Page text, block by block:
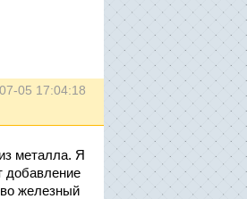
05 17:04:18
металла. Я
добавление
железный